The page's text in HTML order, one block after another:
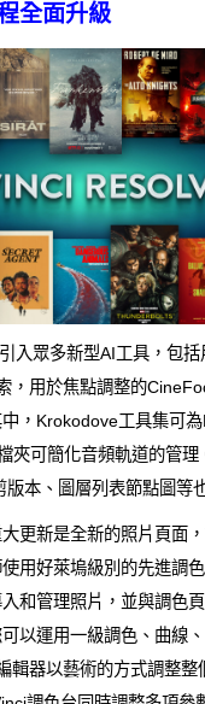
全面升級
入眾多新型AI工具，包
，用於焦點調整的
，Krokodove工具集可
夾可簡化音頻軌道的管理
本、圖層列表節點圖等
更新是全新的照片頁面
用好萊塢級別的先進調
和管理照片，並與調色
以運用一級調色、曲線
輯器以藝術的方式調整整